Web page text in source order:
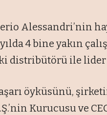
Alessandri’nin
4 bine yakın
distribütörü ile
öyküsünü,
Kurucusu ve